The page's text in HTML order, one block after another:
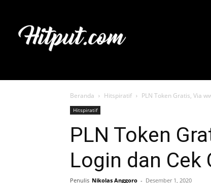
Beranda Hitspiratif PLN Token Gratis, Via
Hitspiratif
PLN Token
Login dan Cek
Penulis Nikolas Anggoro - Desember 1, 2020